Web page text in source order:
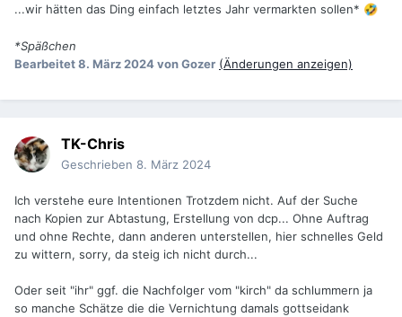
...wir hätten das Ding einfach letztes Jahr vermarkten sollen* 🤣
*Späßchen
Bearbeitet8. März 2024von Gozer (Änderungen anzeigen)
TK-Chris
Geschrieben 8. März 2024
Ich verstehe eure Intentionen Trotzdem nicht. Auf der Suche
nach Kopien zur Abtastung, Erstellung von dcp... Ohne Auftrag
und ohne Rechte, dann anderen unterstellen, hier schnelles Geld
zu wittern, sorry, da steig ich nicht durch...
Oder seit "ihr" ggf. die Nachfolger vom "kirch" da schlummern ja
so manche Schätze die die Vernichtung damals gottseidank